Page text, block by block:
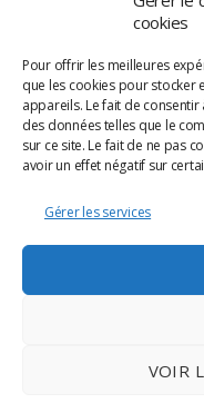
cookies
Pour offrir les meilleures
que les cookies pour stocker
appareils. Le fait de
des données telles que le
sur ce site. Le fait de ne pas
avoir un effet négatif sur
Gérer les services
VOIR
©